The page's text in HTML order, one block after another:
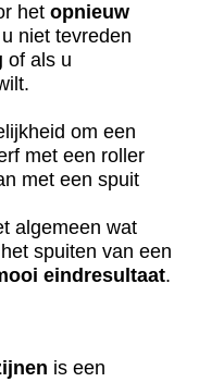
het opnieuw
niet tevreden
of als u
om een
met een roller
met een spuit
algemeen wat
spuiten van een
eindresultaat.
is een